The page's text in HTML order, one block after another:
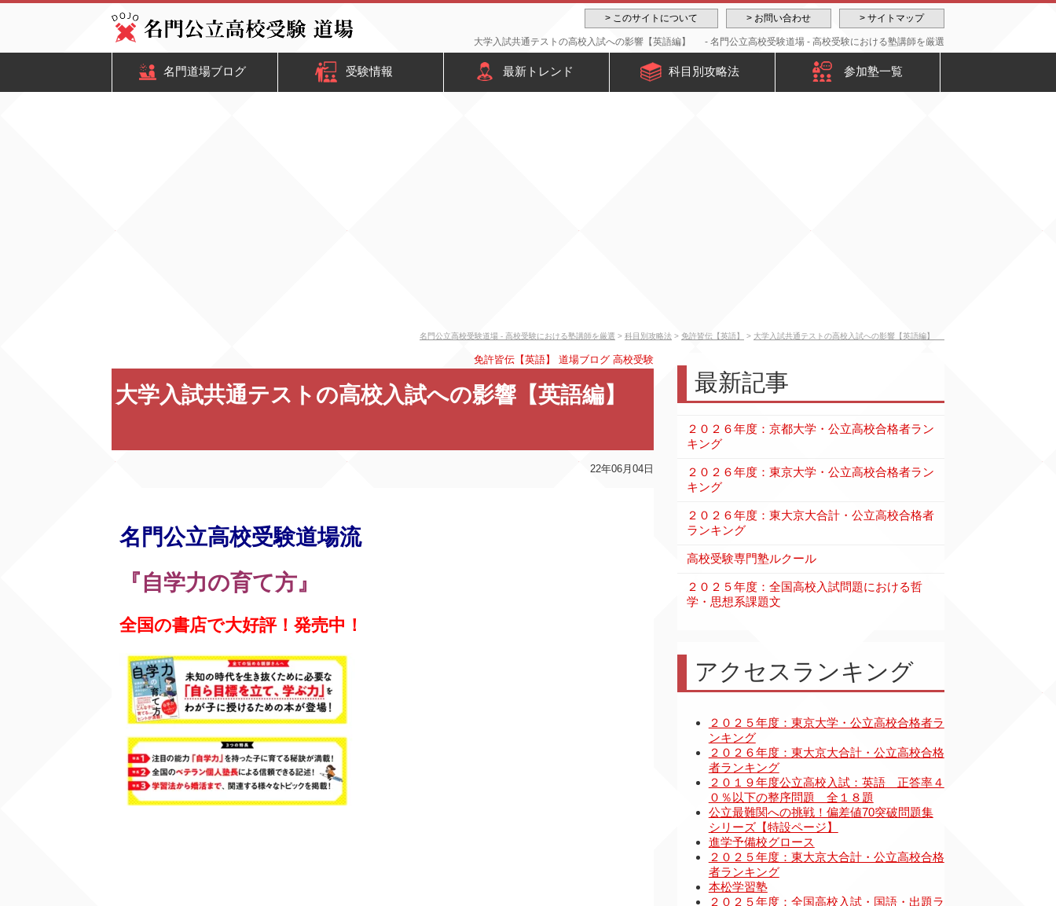
> サイトマップ
> お問い合わせ
> このサイトについて
大学入試共通テストの高校入試への影響【英語編】 - 名門公立高校受験道場 - 高校受験における塾講師を厳選
名門道場ブログ 受験情報 最新トレンド 科目別攻略法 参加塾一覧
名門公立高校受験道場 - 高校受験における塾講師を厳選 > 科目別攻略法 > 免許皆伝【英語】 > 大学入試共通テストの高校入試への影響【英語編】
免許皆伝【英語】 道場ブログ 高校受験
大学入試共通テストの高校入試への影響【英語編】
22年06月04日
名門公立高校受験道場流
『自学力の育て方』
全国の書店で大好評！発売中！
最新記事
２０２６年度：京都大学・公立高校合格者ラン
キング
２０２６年度：東京大学・公立高校合格者ラン
キング
２０２６年度：東大京大合計・公立高校合格者
ランキング
高校受験専門塾ルクール
２０２５年度：全国高校入試問題における哲
学・思想系課題文
アクセスランキング